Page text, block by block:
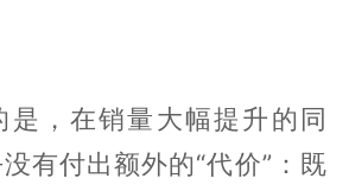
是，在销量大幅提升的同
有付出额外的“代价”：既